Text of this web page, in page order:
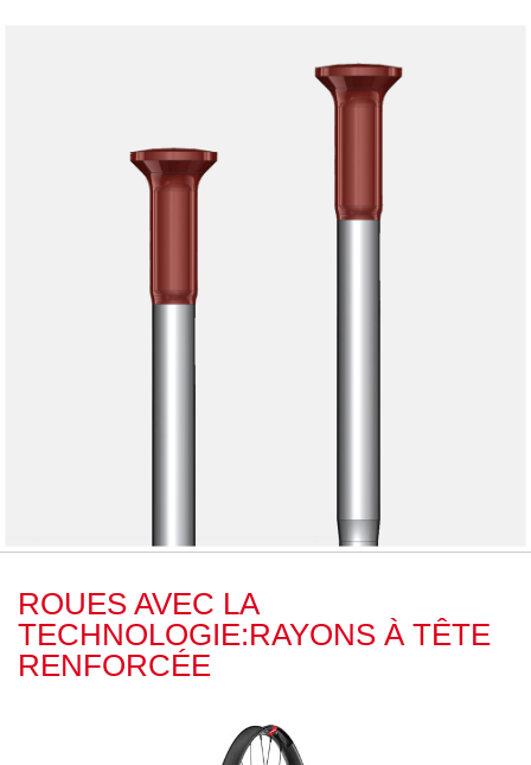
ROUES AVEC LA
TECHNOLOGIE:RAYONS À TÊTE
RENFORCÉE